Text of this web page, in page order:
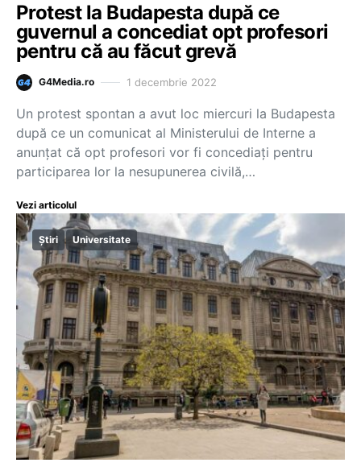
Protest la Budapesta după ce
guvernul a concediat opt profesori
pentru că au făcut grevă
G4Media.ro 1 decembrie 2022
Un protest spontan a avut loc miercuri la Budapesta
după ce un comunicat al Ministerului de Interne a
anunțat că opt profesori vor fi concediați pentru
participarea lor la nesupunerea civilă,…
Vezi articolul
Știri Universitate